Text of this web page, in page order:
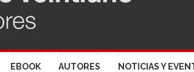
EBOOK AUTORES NOTICIAS Y